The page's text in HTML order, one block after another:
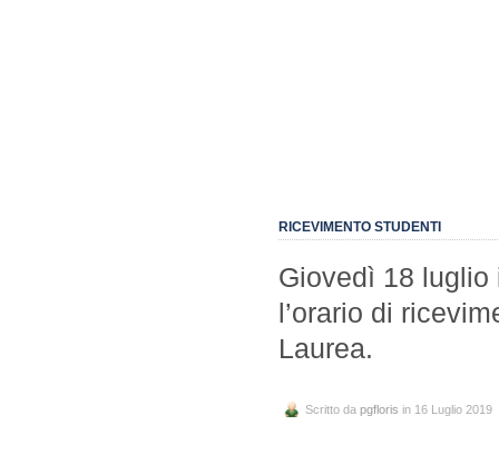
RICEVIMENTO STUDENTI
Giovedì 18 luglio
l’orario di
Laurea.
Scritto da pgfloris in 16 Luglio 2019